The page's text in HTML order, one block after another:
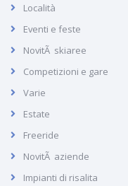
Località
Eventi e feste
NovitÃ skiaree
Competizioni e gare
Varie
Estate
Freeride
NovitÃ aziende
Impianti di risalita